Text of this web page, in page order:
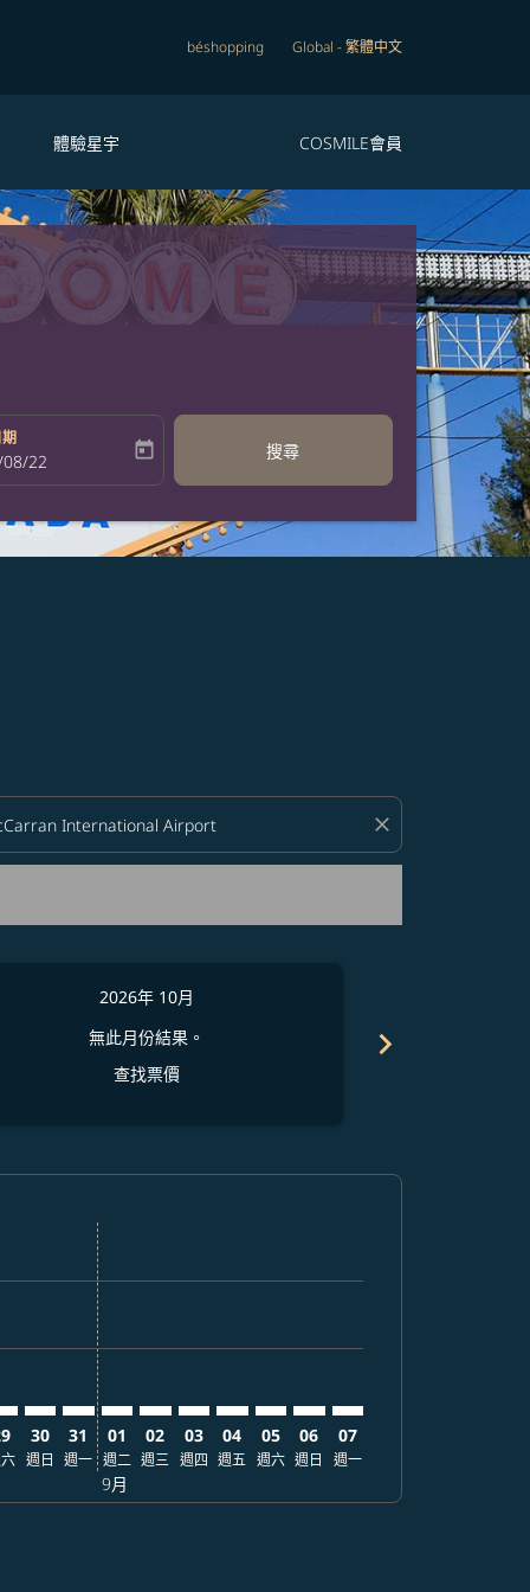
béshopping Global -繁體中文
體驗星宇 COSMILE會員
return-date-aria-label
22 today 搜尋
close
2026年 10月
無此月份結果。
查找票價
chevron_right
查找票價查找票價
disclaimer. 查找票價
offers-disclaimer. 查找票價
view-offers-disclaimer. 查找票價
cmp-view-offers-disclaimer. 查找票價
cmp-view-offers-disclaimer. 查找票價
cmp-view-offers-disclaimer. 查找票價
CEB–LAS: cmp-view-offers-disclaimer. 查找票價
30
週日
CEB–LAS: cmp-view-offers-disclaimer. 查找票價
31
週一
01
週二
9月
02
週三
03
週四
04
週五
05
週六
06
週日
07
週一